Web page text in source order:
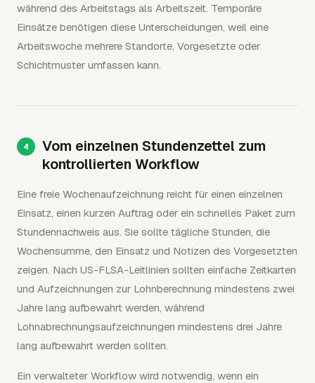
während des Arbeitstags als Arbeitszeit. Temporäre
Einsätze benötigen diese Unterscheidungen, weil eine
Arbeitswoche mehrere Standorte, Vorgesetzte oder
Schichtmuster umfassen kann.
Vom einzelnen Stundenzettel zum
kontrollierten Workflow
Eine freie Wochenaufzeichnung reicht für einen einzelnen
Einsatz, einen kurzen Auftrag oder ein schnelles Paket zum
Stundennachweis aus. Sie sollte tägliche Stunden, die
Wochensumme, den Einsatz und Notizen des Vorgesetzten
zeigen. Nach US-FLSA-Leitlinien sollten einfache Zeitkarten
und Aufzeichnungen zur Lohnberechnung mindestens zwei
Jahre lang aufbewahrt werden, während
Lohnabrechnungsaufzeichnungen mindestens drei Jahre
lang aufbewahrt werden sollten.
Ein verwalteter Workflow wird notwendig, wenn ein